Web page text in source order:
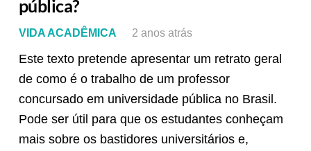
pública?
VIDA ACADÊMICA 2 anos atrás
Este texto pretende apresentar um retrato geral
de como é o trabalho de um professor
concursado em universidade pública no Brasil.
Pode ser útil para que os estudantes conheçam
mais sobre os bastidores universitários e,